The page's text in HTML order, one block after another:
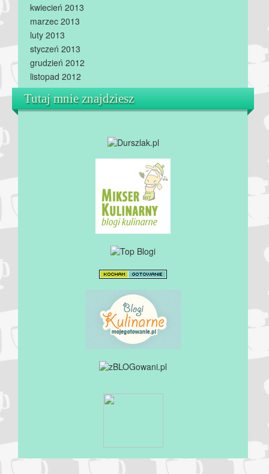
kwiecień 2013
marzec 2013
luty 2013
styczeń 2013
grudzień 2012
listopad 2012
Tutaj mnie znajdziesz